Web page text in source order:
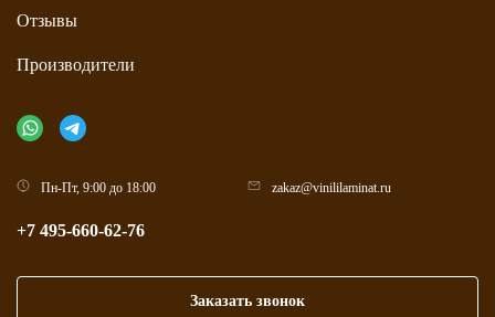
Отзывы
Производители
Пн-Пт, 9:00 до 18:00 zakaz@vinililaminat.ru
+7 495-660-62-76
Заказать звонок